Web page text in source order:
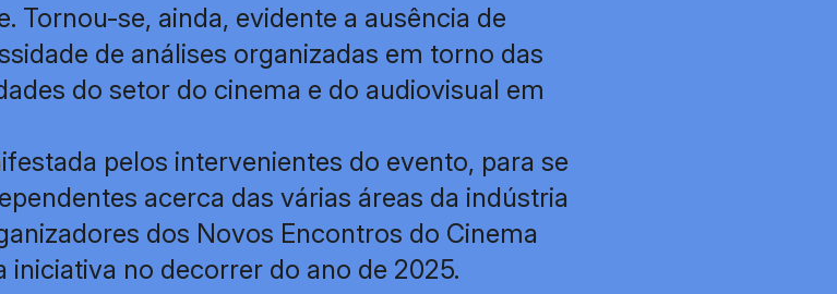
Tornou-se, ainda, evidente a ausência de
de análises organizadas em torno das
do setor do cinema e do audiovisual em
pelos intervenientes do evento, para se
acerca das várias áreas da indústria
dos Novos Encontros do Cinema
no decorrer do ano de 2025.